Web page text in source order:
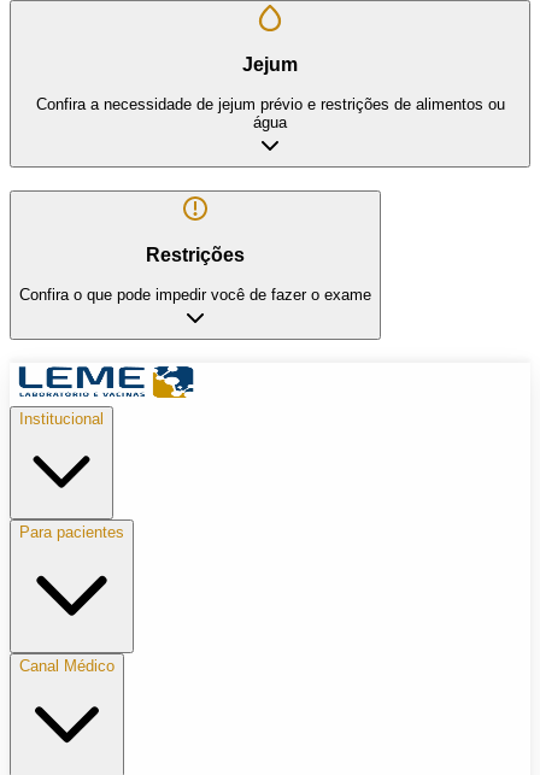
Jejum
Confira a necessidade de jejum prévio e restrições de alimentos ou
água
Restrições
Confira o que pode impedir você de fazer o exame
Institucional
Para pacientes
Canal Médico